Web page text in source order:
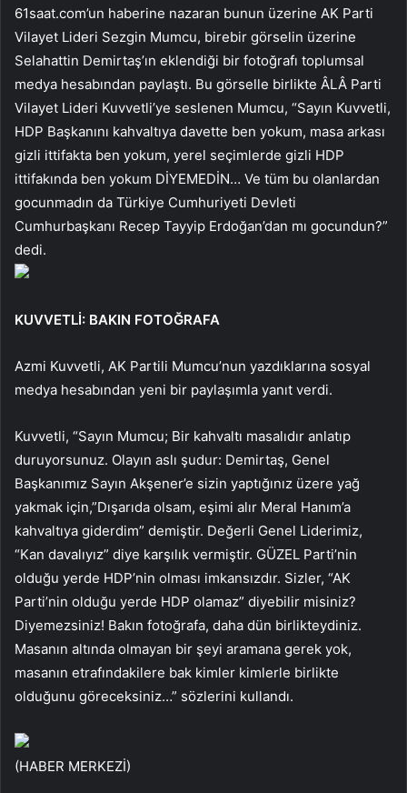
61saat.com’un haberine nazaran bunun üzerine AK Parti
Vilayet Lideri Sezgin Mumcu, birebir görselin üzerine
Selahattin Demirtaş’ın eklendiği bir fotoğrafı toplumsal
medya hesabından paylaştı. Bu görselle birlikte ÂLÂ Parti
Vilayet Lideri Kuvvetli’ye seslenen Mumcu, “Sayın Kuvvetli,
HDP Başkanını kahvaltıya davette ben yokum, masa arkası
gizli ittifakta ben yokum, yerel seçimlerde gizli HDP
ittifakında ben yokum DİYEMEDİN… Ve tüm bu olanlardan
gocunmadın da Türkiye Cumhuriyeti Devleti
Cumhurbaşkanı Recep Tayyip Erdoğan’dan mı gocundun?”
dedi.
KUVVETLİ: BAKIN FOTOĞRAFA
Azmi Kuvvetli, AK Partili Mumcu’nun yazdıklarına sosyal
medya hesabından yeni bir paylaşımla yanıt verdi.
Kuvvetli, “Sayın Mumcu; Bir kahvaltı masalıdır anlatıp
duruyorsunuz. Olayın aslı şudur: Demirtaş, Genel
Başkanımız Sayın Akşener’e sizin yaptığınız üzere yağ
yakmak için,”Dışarıda olsam, eşimi alır Meral Hanım’a
kahvaltıya giderdim” demiştir. Değerli Genel Liderimiz,
“Kan davalıyız” diye karşılık vermiştir. GÜZEL Parti’nin
olduğu yerde HDP’nin olması imkansızdır. Sizler, “AK
Parti’nin olduğu yerde HDP olamaz” diyebilir misiniz?
Diyemezsiniz! Bakın fotoğrafa, daha dün birlikteydiniz.
Masanın altında olmayan bir şeyi aramana gerek yok,
masanın etrafındakilere bak kimler kimlerle birlikte
olduğunu göreceksiniz…” sözlerini kullandı.
(HABER MERKEZİ)